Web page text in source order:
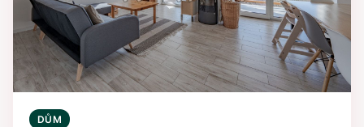
DŮM